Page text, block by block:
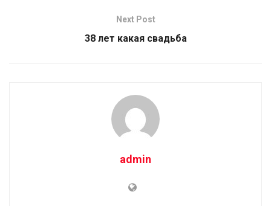
Next Post
38 лет какая свадьба
admin